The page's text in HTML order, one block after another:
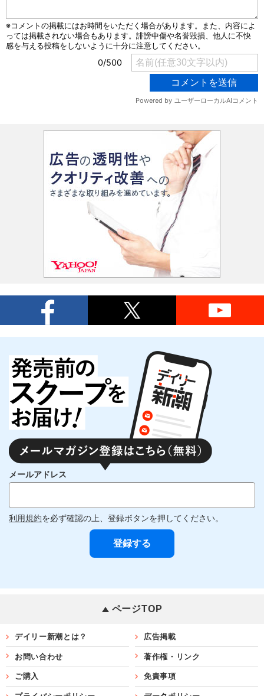
メールアドレス
利用規約を必ず確認の上、登録ボタンを押してください。
ページTOP
デイリー新潮とは？ 広告掲載
お問い合わせ 著作権・リンク
ご購入 免責事項